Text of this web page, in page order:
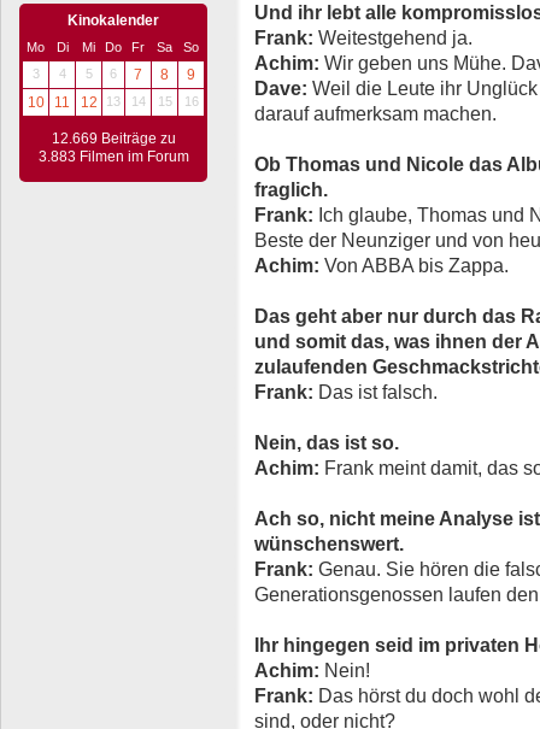
Kinokalender
Mo Di Mi Do Fr Sa
So
3
4 5 6 7 8
9
10
11 12 13 14 15 16
12.669 Beiträge zu
3.883 Filmen im Forum
Und ihr lebt alle
Frank: Weitestgehend ja.
Achim: Wir geben uns Mühe.
Dave: Weil die Leute ihr
darauf aufmerksam machen.
Ob Thomas und Nicole das
fraglich.
Frank: Ich glaube, Thomas und
Beste der Neunziger und von
Achim: Von ABBA bis Zappa.
Das geht aber nur durch das
und somit das, was ihnen der
zulaufenden
Frank: Das ist falsch.
Nein, das ist so.
Achim: Frank meint damit, das
Ach so, nicht meine Analyse
wünschenswert.
Frank: Genau. Sie hören die
Generationsgenossen laufen
Ihr hingegen seid im privaten
Achim: Nein!
Frank: Das hörst du doch wohl
sind, oder nicht?